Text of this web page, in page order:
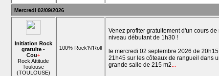
Mercredi 02/09/2026
Initiation Rock
gratuite -
Cou+
Rock Attitude
Toulouse
(TOULOUSE)
100% Rock'N'Roll
Venez profiter gratuitement d'un cours de
niveau débutant de 1h30 !
le mercredi 02 septembre 2026 de
21h45 sur les côteaux de rangueil dans
grande salle de 215 m2...